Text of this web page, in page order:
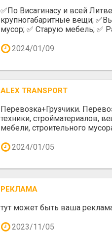
✅️По Висагинасу и всей
крупногабаритные вещи;
мусор; ✅️ Старую мебель; ✅️
2024/01/09
ALEX TRANSPORT
Перевозка+Грузчики.
техники, стройматериалов,
мебели, строительного
2024/01/05
РЕКЛАМА
тут может быть ваша
2023/11/05